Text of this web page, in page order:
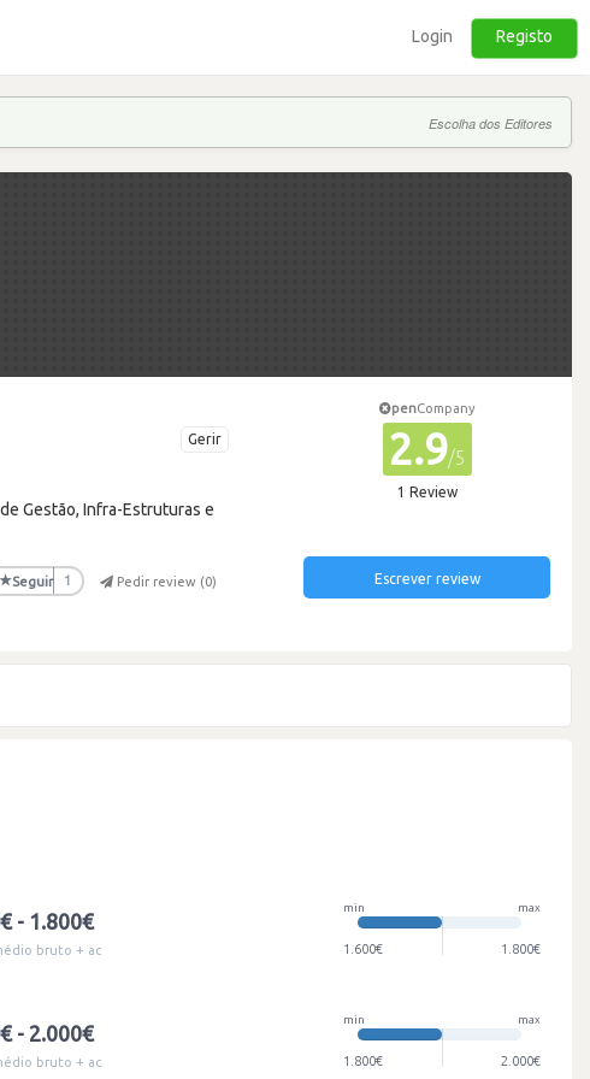
Login Registo
Escolha dos Editores
Gerir
Gestão, Infra-Estruturas e
★Seguir 1 Pedir review (0)
penCompany
2.9/5
1 Review
Escrever review
- 1.800€
bruto + ac
min max
1.600€ 1.800€
- 2.000€
bruto + ac
min max
1.800€ 2.000€